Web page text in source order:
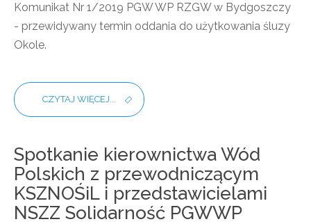
Komunikat Nr 1/2019 PGW WP RZGW w Bydgoszczy
- przewidywany termin oddania do użytkowania śluzy
Okole.
CZYTAJ WIĘCEJ...
Spotkanie kierownictwa Wód
Polskich z przewodniczącym
KSZNOŚiL i przedstawicielami
NSZZ Solidarność PGWWP